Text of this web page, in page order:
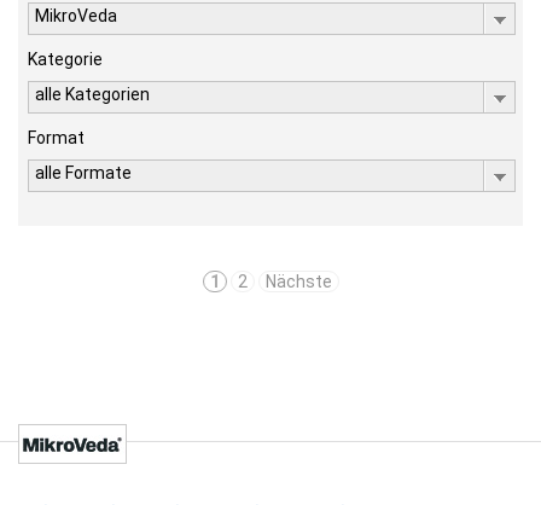
MikroVeda
Kategorie
alle Kategorien
Format
alle Formate
1 2 Nächste